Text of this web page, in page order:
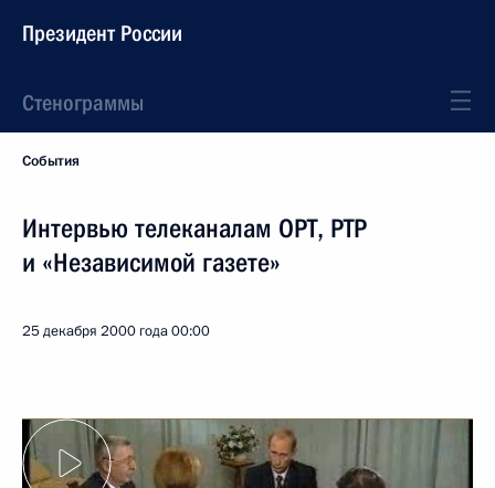
Президент России
Стенограммы
События
Интервью телеканалам ОРТ, РТР
и «Независимой газете»
25 декабря 2000 года00:00